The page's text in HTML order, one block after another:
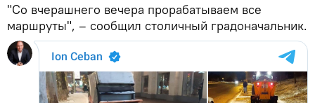
"Со вчерашнего вечера прорабатываем все
маршруты", – сообщил столичный градоначальник.